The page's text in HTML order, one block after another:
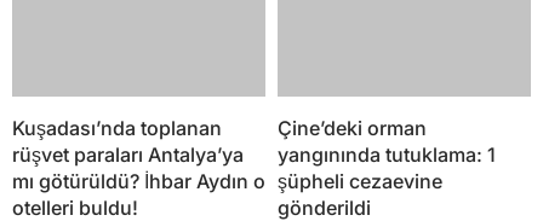
Kuşadası’nda toplanan
rüşvet paraları Antalya’ya
mı götürüldü? İhbar Aydın o
otelleri buldu!
Çine’deki orman
yangınında tutuklama: 1
şüpheli cezaevine
gönderildi